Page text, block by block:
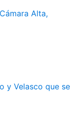
Alta,
y Velasco que se